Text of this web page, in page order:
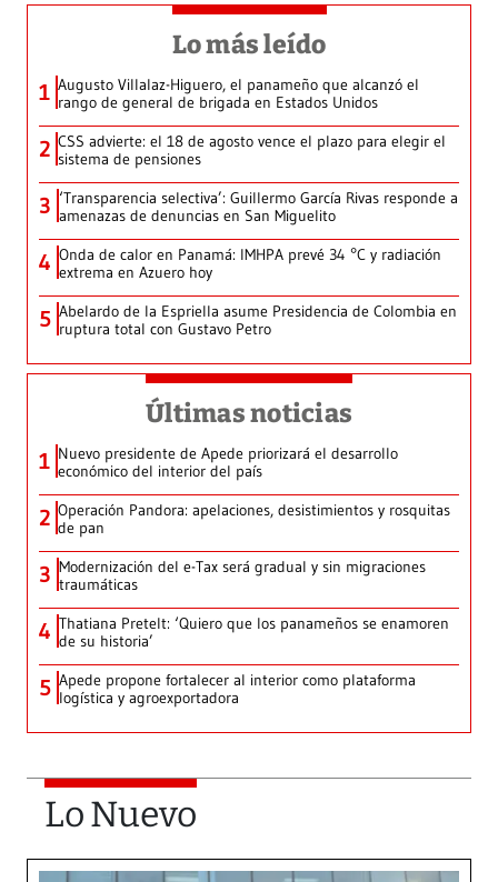
Lo más leído
1 Augusto Villalaz-Higuero, el panameño que alcanzó el
rango de general de brigada en Estados Unidos
2 CSS advierte: el 18 de agosto vence el plazo para elegir el
sistema de pensiones
3 ‘Transparencia selectiva’: Guillermo García Rivas responde a
amenazas de denuncias en San Miguelito
4 Onda de calor en Panamá: IMHPA prevé 34 °C y radiación
extrema en Azuero hoy
5 Abelardo de la Espriella asume Presidencia de Colombia en
ruptura total con Gustavo Petro
Últimas noticias
1 Nuevo presidente de Apede priorizará el desarrollo
económico del interior del país
2 Operación Pandora: apelaciones, desistimientos y rosquitas
de pan
3 Modernización del e-Tax será gradual y sin migraciones
traumáticas
4 Thatiana Pretelt: ‘Quiero que los panameños se enamoren
de su historia’
5 Apede propone fortalecer al interior como plataforma
logística y agroexportadora
Lo Nuevo